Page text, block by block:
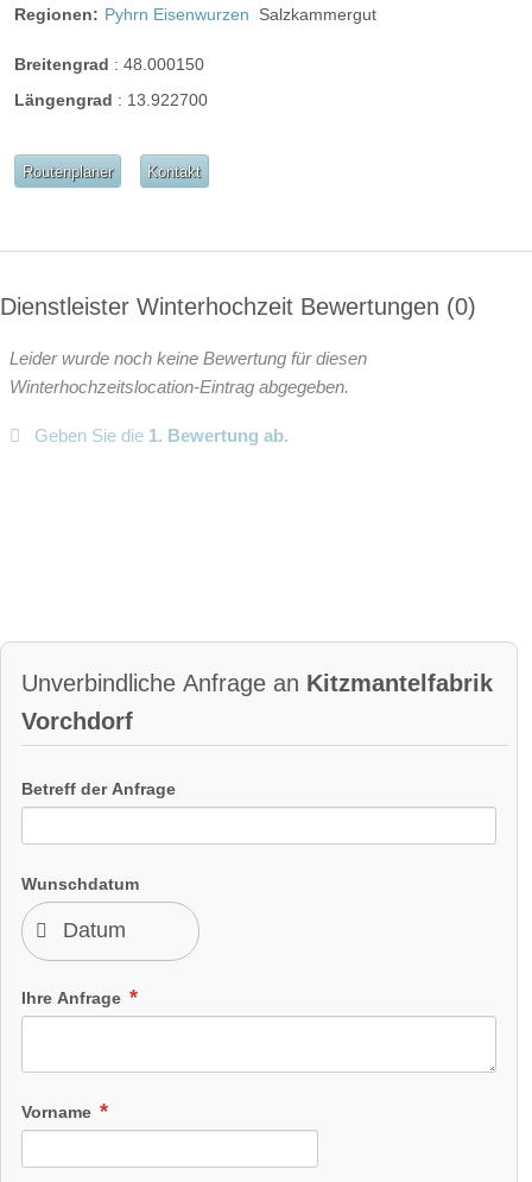
Regionen: Pyhrn Eisenwurzen Salzkammergut
Breitengrad : 48.000150
Längengrad : 13.922700
Routenplaner Kontakt
Dienstleister Winterhochzeit Bewertungen 0
Leider wurde noch keine Bewertung für diesen
Winterhochzeitslocation-Eintrag abgegeben.
Geben Sie die 1. Bewertung ab.
Unverbindliche Anfrage an Kitzmantelfabrik
Vorchdorf
Betreff der Anfrage
Wunschdatum
Ihre Anfrage
Vorname